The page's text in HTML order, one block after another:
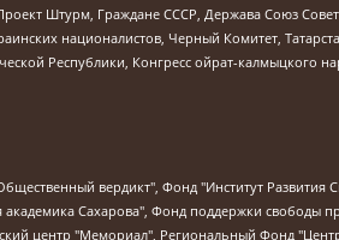
Штурм, Граждане СССР, Держава Союз
националистов, Черный Комитет,
Республики, Конгресс ойрат-калмыцкого
– Наше Мнение", Общество с ограниченной ответственностью "Москоу диджитал медиа", с 26.01.2023 Общество с ограниченной ответственностью "Чайка Белые сады", Ветошкина Валерия Валерьевна, Заговора Максим Александрович, Межрегиональное общественное движение "Российская ЛГБТ - сеть", Оленичев Максим Владимирович, Павлов Иван Юрьевич, Скворцова Елена Сергеевна, Общество с ограниченной ответственностью "Как бы инагент", Кочетков Игорь Викторович, Общество с ограниченной ответственностью "Честные выборы", Еланчик Олег Александрович, Общество с ограниченной ответственностью "Нобелевский призыв", Гималова Регина Эмилевна, Григорьев Андрей Валерьевич, Григорьева Алина Александровна, Ассоциация по содействию защите прав призывников, альтернативнослужащих и военнослужащих "Правозащитная группа "Гражданин.Армия.Право", Хисамова Регина Фаритовна, Автономная некоммерческая организация по реализации социально-правовых программ "Лилит", Дальневосточное общественное движение "Маяк", Санкт-Петербургская ЛГБТ-инициативная группа "Выход", Инициативная группа ЛГБТ+ "Реверс", Алексеев Андрей Викторович, Бекбулатова Таисия Львовна, Беляев Иван Михайлович, Владыкина Елена Сергеевна, Гельман Марат Александрович, Никульшина Вероника Юрьевна, Толоконникова Надежда Андреевна, Шендерович Виктор Анатольевич, Общество с ограниченной ответственностью "Данное сообщение", Общество с ограниченной ответственностью Издательский дом "Новая глава", Айнбиндер Александра Александровна, Московский комьюнити-центр для ЛГБТ+инициатив, Благотворительный фонд развития филантропии, Deutsche Welle (Германия, Kurt-Schumacher-Strasse 3, 53113 Bonn), Борзунова Мария Михайловна, Воробьев Виктор Викторович, Голубева Анна Львовна, Константинова Алла Михайловна, Малкова Ирина Владимировна, Мурадов Мурад Абдулгалимович, Осетинская Елизавета Николаевна, Понасенков Евгений Николаевич, Ганапольский Матвей Юрьевич, Киселев Евгений Алексеевич, Борухович Ирина Григорьевна, Дремин Иван Тимофеевич, Дубровский Дмитрий Викторович, Красноярская региональная общественная организация поддержки и